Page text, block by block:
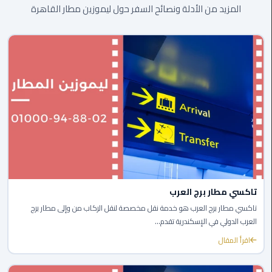
ليموزين
بورسعيد
ليموزين
بنها
العبور
ليموزين
6
اكتوبر
الخط
الساخن
المزيد من الأدلة ونصائح السفر حول ليموزين مطار القاهرة
تاكسي مطار برج العرب
تاكسي مطار برج العرب هو خدمة نقل مخصصة لنقل الركاب من وإلى مطار برج
العرب الدولي في الإسكندرية تقدم...
اقرأ المقال